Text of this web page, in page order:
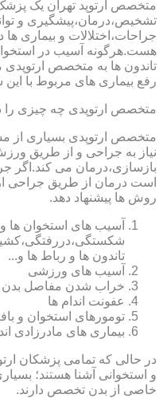
متخصص ارتوپد تهران یک
تشخیص،درمان،پیشگیری و
جراحات،اختلالات و بیماری
هست.هرگونه آسیب در
تاندون ها به متخصص ارتوپدی
رفع بیماری های مربوط با این
متخصص ارتوپدی چه چیزی را
متخصص ارتوپدی بسیاری از
نیاز به جراحی و از طریق
بازسازی،درمان می کند.اگر
است درمان از طریق جراحی
روش ها پیشنهاد دهد.
آسیب های استخوان ها
تاندون ها و رباط ها و...
آسیب های ورزشی
خراب شدن مفاصل بدن
عفونت اندام ها
تومورهای استخوان و
بیماری های مادرزادی
در حالی که تمامی پزشکان
و استخوانی آشنا هستند؛
خاصی از بدن تخصص دارند.